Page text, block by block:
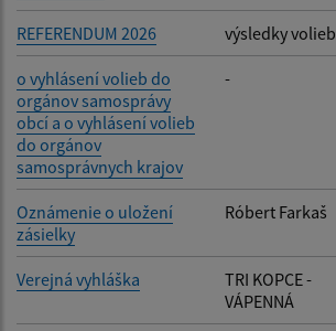
REFERENDUM 2026 výsledky volieb
o vyhlásení volieb do
orgánov samosprávy
obcí a o vyhlásení volieb
do orgánov
samosprávnych krajov
-
Oznámenie o uložení
zásielky
Róbert Farkaš
Verejná vyhláška
TRI KOPCE -
VÁPENNÁ